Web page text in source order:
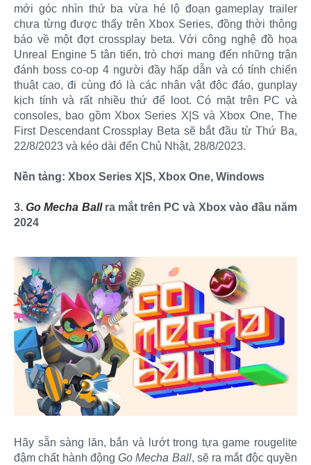
mới góc nhìn thứ ba vừa hé lộ đoạn gameplay trailer
chưa từng được thấy trên Xbox Series, đồng thời thông
báo về một đợt crossplay beta. Với công nghệ đồ họa
Unreal Engine 5 tân tiến, trò chơi mang đến những trận
đánh boss co-op 4 người đầy hấp dẫn và có tính chiến
thuật cao, đi cùng đó là các nhân vật độc đáo, gunplay
kịch tính và rất nhiều thứ để loot. Có mặt trên PC và
consoles, bao gồm Xbox Series X|S và Xbox One, The
First Descendant Crossplay Beta sẽ bắt đầu từ Thứ Ba,
22/8/2023 và kéo dài đến Chủ Nhật, 28/8/2023.
Nền tảng: Xbox Series X|S, Xbox One, Windows
3. Go Mecha Ballra mắt trên PC và Xbox vào đầu năm
2024
Hãy sẵn sàng lăn, bắn và lướt trong tựa game rougelite
đậm chất hành độngGo Mecha Ball, sẽ ra mắt độc quyền